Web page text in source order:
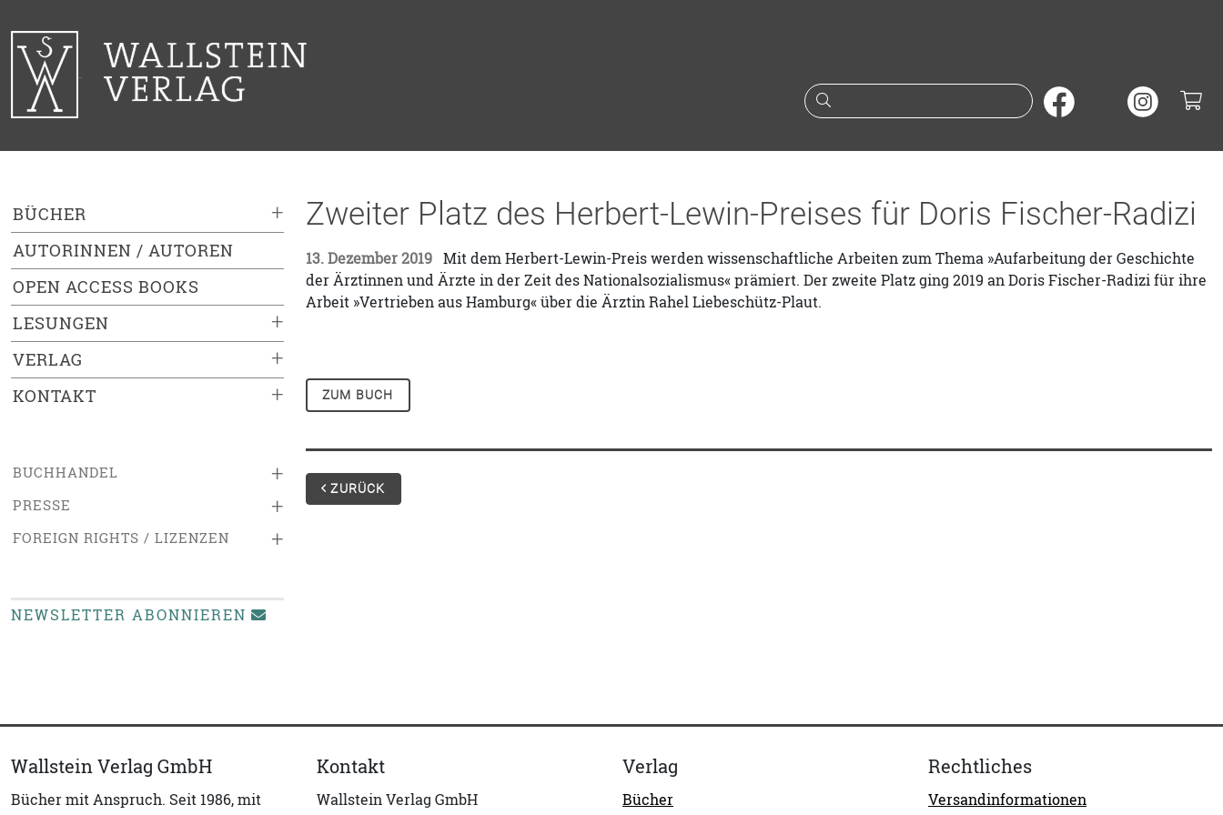
Suche nach Büchern oder
+
BÜCHER
AUTORINNEN / AUTOREN
OPEN ACCESS BOOKS
+
LESUNGEN
+
VERLAG
+
KONTAKT
+
BUCHHANDEL
+
PRESSE
+
FOREIGN RIGHTS / LIZENZEN
NEWSLETTER ABONNIEREN
Zweiter Platz des Herbert-Lewin-Preises für Doris Fischer-Radizi
13. Dezember 2019 Mit dem Herbert-Lewin-Preis werden wissenschaftliche Arbeiten zum Thema »Aufarbeitung der Geschichte
der Ärztinnen und Ärzte in der Zeit des Nationalsozialismus« prämiert. Der zweite Platz ging 2019 an Doris Fischer-Radizi für ihre
Arbeit »Vertrieben aus Hamburg« über die Ärztin Rahel Liebeschütz-Plaut.
ZUM BUCH
ZURÜCK
Wallstein Verlag GmbH
Bücher mit Anspruch. Seit 1986, mit
Kontakt
Wallstein Verlag GmbH
Verlag
Bücher
Rechtliches
Versandinformationen